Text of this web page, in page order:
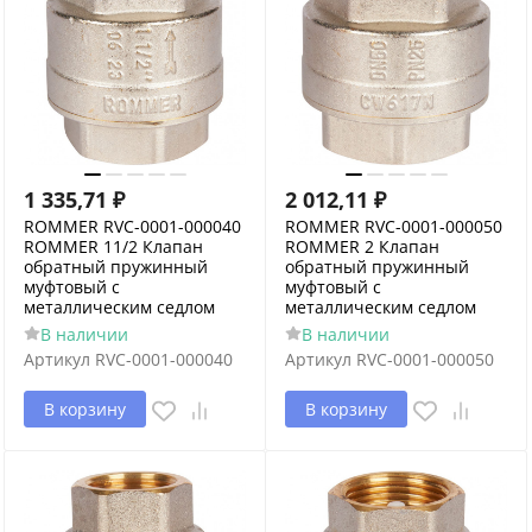
1 335,71 ₽
ROMMER RVC-0001-000040
ROMMER 11/2 Клапан
обратный пружинный
муфтовый с
металлическим седлом
В наличии
Артикул RVC-0001-000040
В корзину
2 012,11 ₽
ROMMER RVC-0001-000050
ROMMER 2 Клапан
обратный пружинный
муфтовый с
металлическим седлом
В наличии
Артикул RVC-0001-000050
В корзину